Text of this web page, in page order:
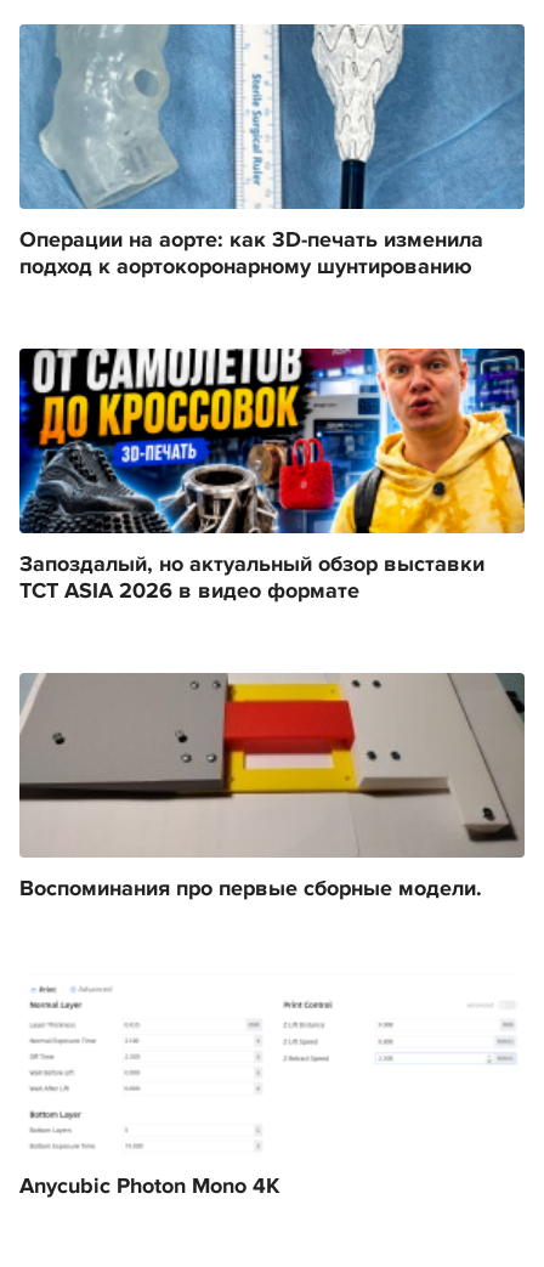
Операции на аорте: как 3D-печать изменила
подход к аортокоронарному шунтированию
Запоздалый, но актуальный обзор выставки
TCT ASIA 2026 в видео формате
Воспоминания про первые сборные модели.
Anycubic Photon Mono 4K